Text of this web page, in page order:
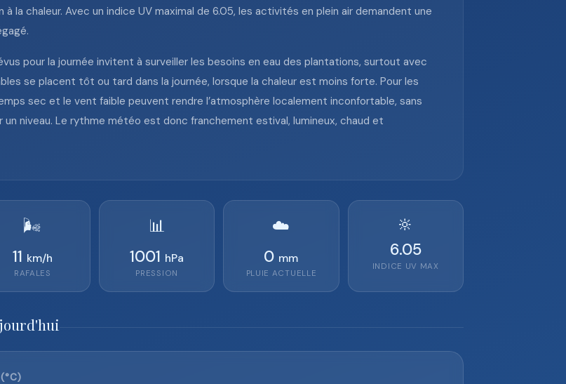
la chaleur. Avec un indice UV maximal de 6.05, les activités en plein air demandent une
pour la journée invitent à surveiller les besoins en eau des plantations, surtout avec
se placent tôt ou tard dans la journée, lorsque la chaleur est moins forte. Pour les
sec et le vent faible peuvent rendre l’atmosphère localement inconfortable, sans
niveau. Le rythme météo est donc franchement estival, lumineux, chaud et
🌬️
11 km/h
RAFALES
📊
1001 hPa
PRESSION
☁️
0 mm
PLUIE ACTUELLE
🔆
6.05
INDICE UV MAX